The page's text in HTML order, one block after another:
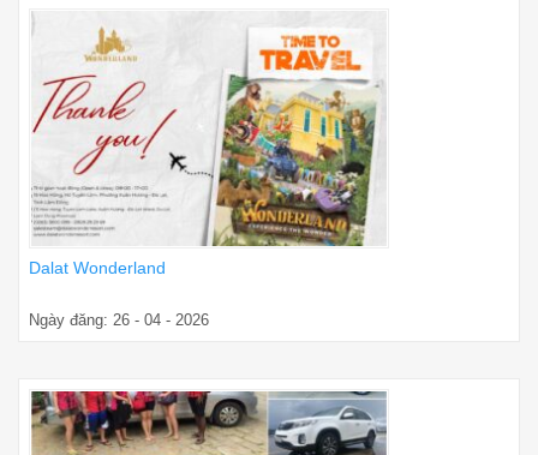
Dalat Wonderland
Ngày đăng: 26 - 04 - 2026